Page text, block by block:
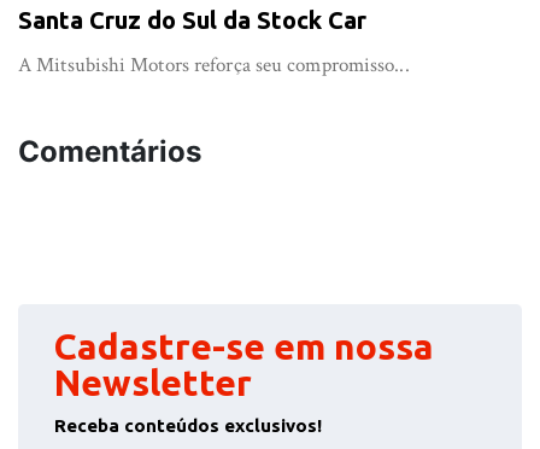
Santa Cruz do Sul da Stock Car
A Mitsubishi Motors reforça seu compromisso...
Comentários
Cadastre-se em nossa
Newsletter
Receba conteúdos exclusivos!